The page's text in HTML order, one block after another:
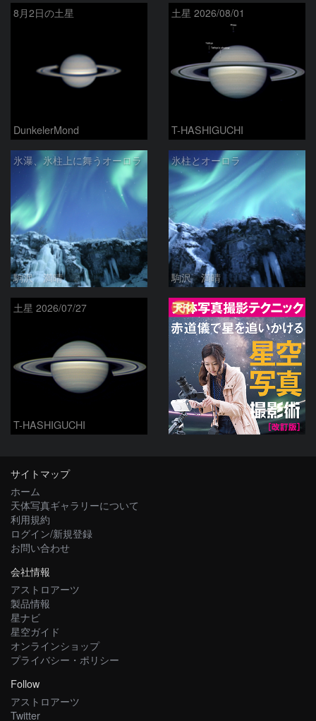
8月2日の土星
DunkelerMond
土星 2026/08/01
T-HASHIGUCHI
氷瀑、氷柱上に舞うオーロラ
駒沢 満晴
氷柱とオーロラ
駒沢 満晴
土星 2026/07/27
T-HASHIGUCHI
PR
サイトマップ
ホーム
天体写真ギャラリーについて
利用規約
ログイン/新規登録
お問い合わせ
会社情報
アストロアーツ
製品情報
星ナビ
星空ガイド
オンラインショップ
プライバシー・ポリシー
Follow
アストロアーツ
Twitter